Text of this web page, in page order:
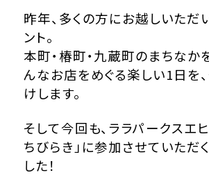
ＳＥＮＳＨＡ Bicycle
わびさびや
TREE高崎
昨年、多くの方にお越しいただ
ント。
本町・椿町・九蔵町のまちなか
んなお店をめぐる楽しい1日を
けします。
そして今回も、ララパークスエ
ちびらき」に参加させていただ
した！